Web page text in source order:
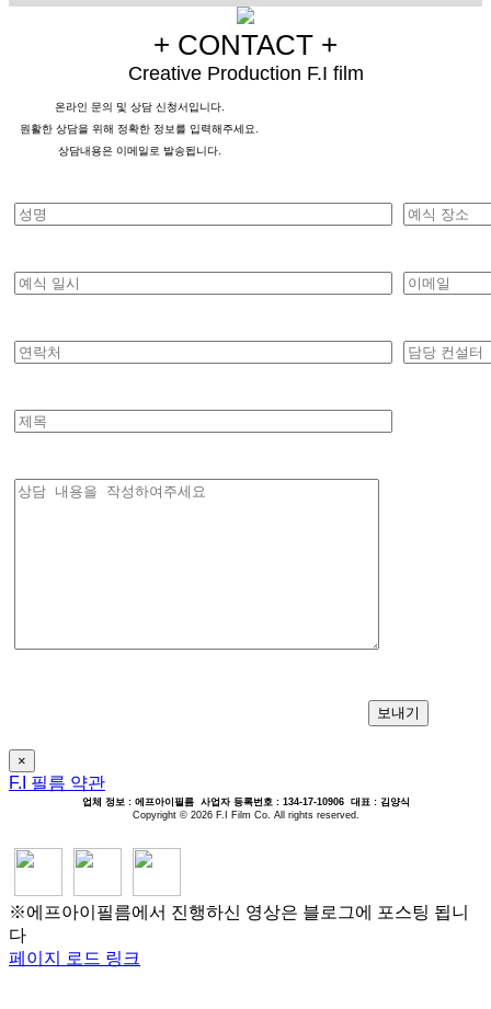
+ CONTACT +
Creative Production F.I film
온라인 문의 및 상담 신청서입니다.
원활한 상담을 위해 정확한 정보를 입력해주세요.
상담내용은 이메일로 발송됩니다.
×
F.I 필름 약관
업체 정보 : 에프아이필름 사업자 등록번호 : 134-17-10906 대표 : 김양식
Copyright © 2026 F.I Film Co. All rights reserved.
※에프아이필름에서 진행하신 영상은 블로그에 포스팅 됩니
다
페이지 로드 링크